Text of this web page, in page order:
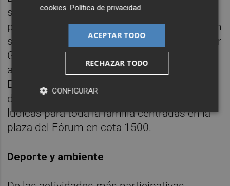
sábados y domingos se programaron
pinchadiscos con DJ Cristian Mora. También
se disfrutó de conciertos como los de Xabier
Grey y el de Amelo D'La Habana y hubo
algunas noches para el country y la bachata.
En Baqueira la “Hesta Major” se celebró el
domingo 4 y el lunes 5 con actividades
lúdicas para toda la familia centradas en la
plaza del Fórum en cota 1500.
Deporte y ambiente
cookies.Política de privacidad
ACEPTAR TODO
RECHAZAR TODO
CONFIGURAR